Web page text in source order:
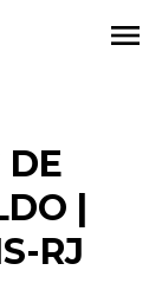
menu
DE
|
RJ